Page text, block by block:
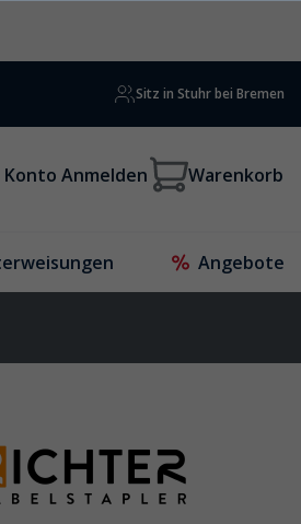
Sitz in Stuhr bei Bremen
Konto Anmelden Warenkorb
Angebote